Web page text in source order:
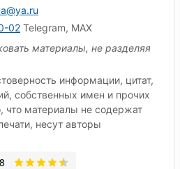
02 Telegram, MAX
материалы, не разделяя
информации, цитат,
собственных имен и прочих
что материалы не содержат
несут авторы